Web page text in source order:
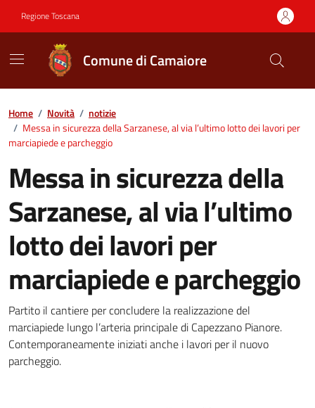
Regione Toscana
Comune di Camaiore
Contenuti in evidenza
Home / Novità / notizie
/ Messa in sicurezza della Sarzanese, al via l’ultimo lotto dei lavori per
marciapiede e parcheggio
Messa in sicurezza della
Sarzanese, al via l’ultimo
lotto dei lavori per
marciapiede e parcheggio
Dettagli della notizia
Partito il cantiere per concludere la realizzazione del
marciapiede lungo l’arteria principale di Capezzano Pianore.
Contemporaneamente iniziati anche i lavori per il nuovo
parcheggio.